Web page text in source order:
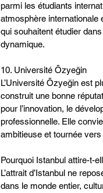
parmi les étudiants
atmosphère internationale
qui souhaitent étudier
dynamique.
10. Université Özyeğin
L’Université Özyeğin est
construit une bonne
pour l’innovation, le
professionnelle. Elle
ambitieuse et tournée vers
Pourquoi Istanbul attire-t-
L’attrait d’Istanbul ne
dans le monde entier,